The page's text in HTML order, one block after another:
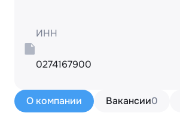
О компании Вакансии0
ИНН
0274167900